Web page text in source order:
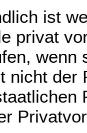
ist
privat
wenn
nicht der